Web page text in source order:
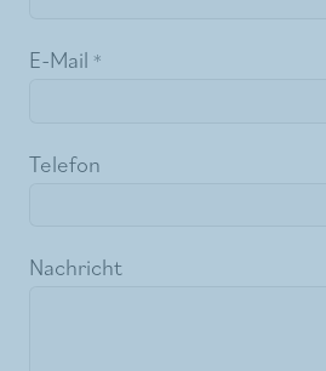
E-Mail
Telefon
Nachricht